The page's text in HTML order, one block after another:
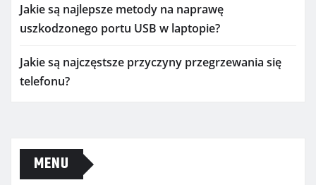
Jakie są najlepsze metody na naprawę
uszkodzonego portu USB w laptopie?
Jakie są najczęstsze przyczyny przegrzewania się
telefonu?
MENU